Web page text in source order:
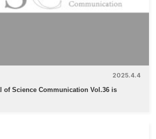
2025.4.4
of Science Communication Vol.36 is